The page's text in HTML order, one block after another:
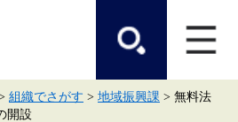
組織でさがす > 地域振興課 > 無料法
開設